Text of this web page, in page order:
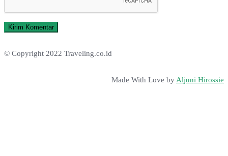
© Copyright 2022 Traveling.co.id
Made With Love by Aljuni Hirossie